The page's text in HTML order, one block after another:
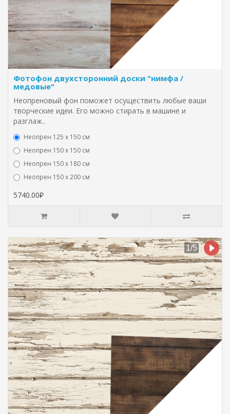
Фотофон двухсторонний доски "нимфа /
медовые"
Неопреновый фон поможет осуществить любые ваши
творческие идеи. Его можно стирать в машине и
разглаж..
Неопрен 125 х 150 см
Неопрен 150 х 150 см
Неопрен 150 х 180 см
Hеопрен 150 х 200 см
5740.00₽